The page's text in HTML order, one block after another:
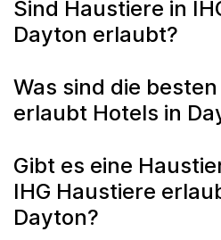
Sind Haustiere in
Dayton erlaubt?
Was sind die
erlaubt Hotels in
Gibt es eine
IHG Haustiere
Dayton?